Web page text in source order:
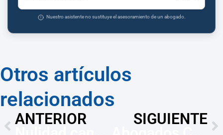
Nuestro asistente no sustituye el asesoramiento de un abogado.
Otros artículos
relacionados
ANTERIOR
SIGUIENTE